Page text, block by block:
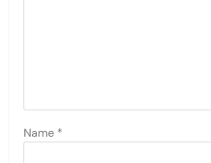
Name *